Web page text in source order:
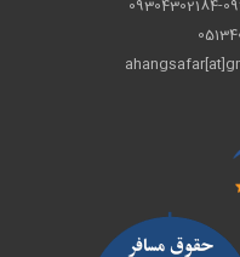
09304302184-